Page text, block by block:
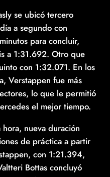
se ubicó tercero
a segundo con
para concluir,
a 1:31.692. Otro que
con 1:32.071. En los
Verstappen fue más
lo que le permitió
el mejor tiempo.
nueva duración
de práctica a partir
con 1:21.394,
Bottas concluyó